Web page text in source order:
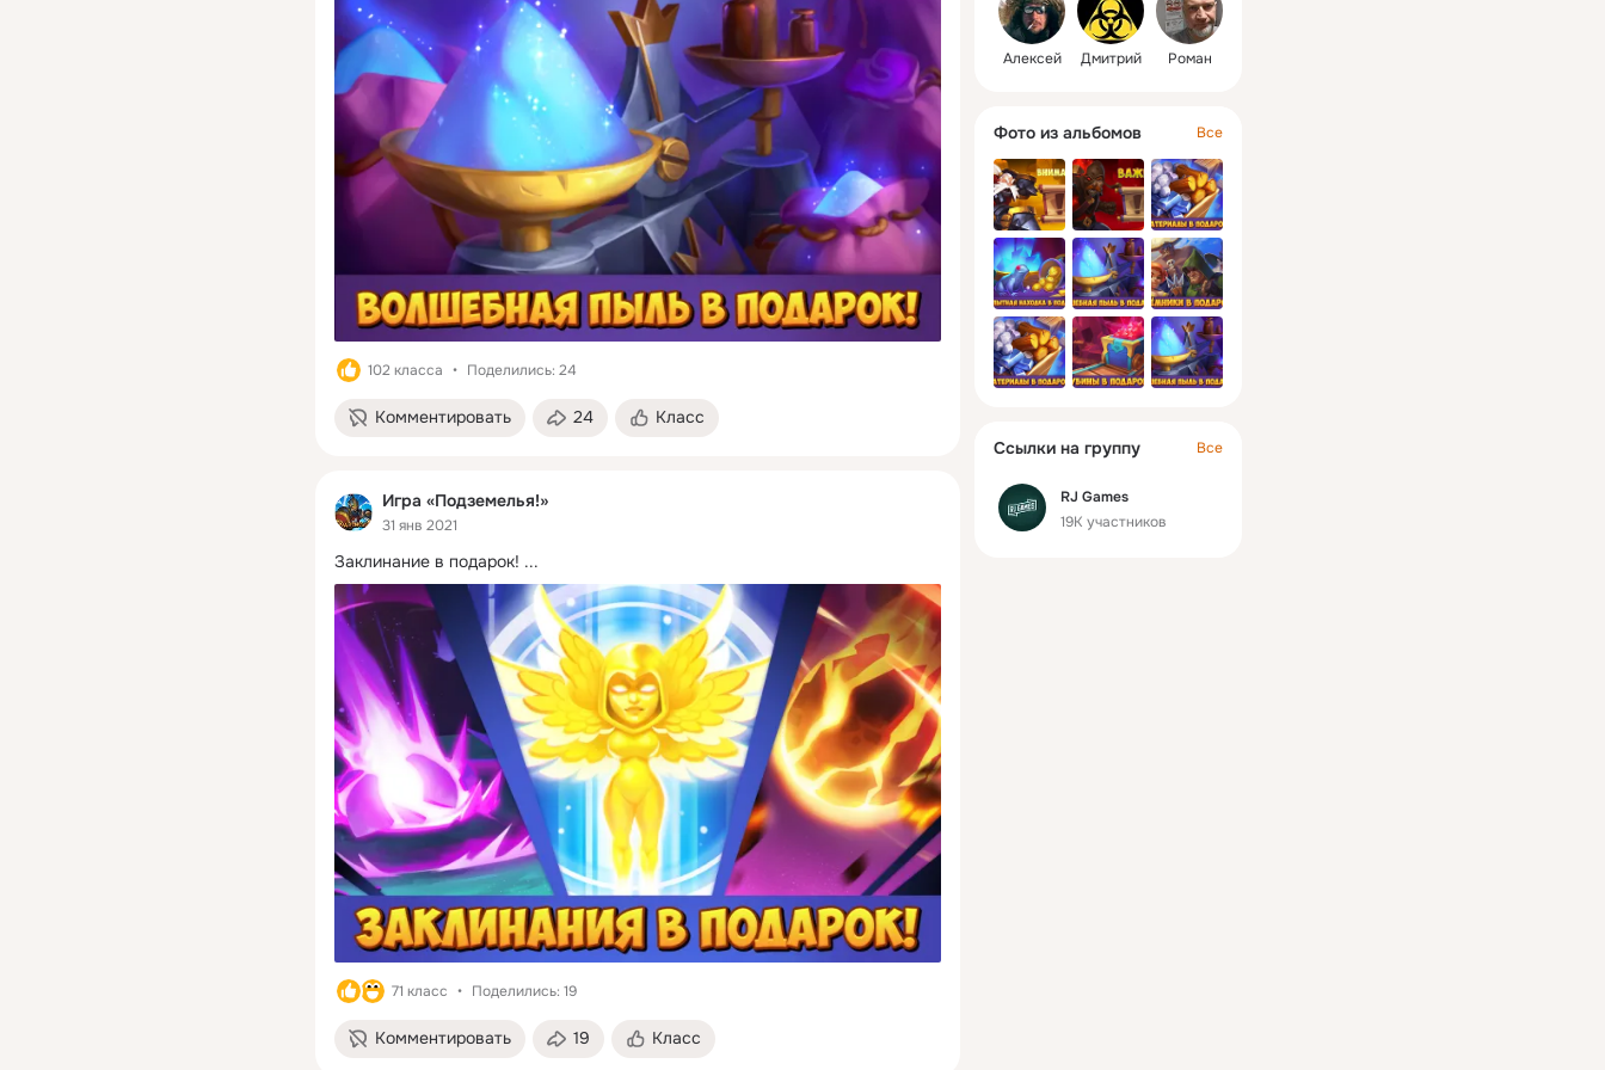
102 класса Поделились: 24
Комментировать 24 Класс
Игра «Подземелья!»
31 янв 2021
Заклинание в подарок! ...
71 класс Поделились: 19
Комментировать 19 Класс
московскому времени.
Забирайте их вовремя —
ссылки в сообщениях
публикации!
Алексей Дмитрий Роман
Фото из альбомов Все
Ссылки на группу Все
RJ Games
19K участников